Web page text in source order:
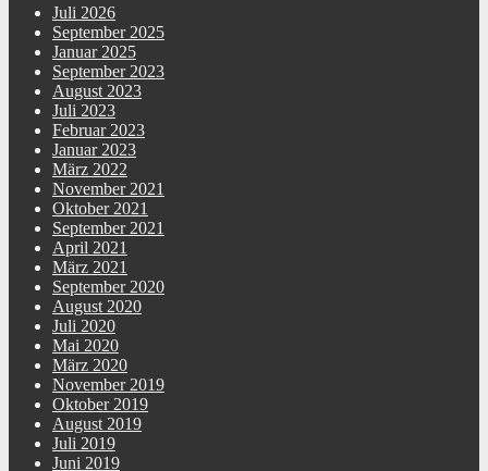
Juli 2026
September 2025
Januar 2025
September 2023
August 2023
Juli 2023
Februar 2023
Januar 2023
März 2022
November 2021
Oktober 2021
September 2021
April 2021
März 2021
September 2020
August 2020
Juli 2020
Mai 2020
März 2020
November 2019
Oktober 2019
August 2019
Juli 2019
Juni 2019